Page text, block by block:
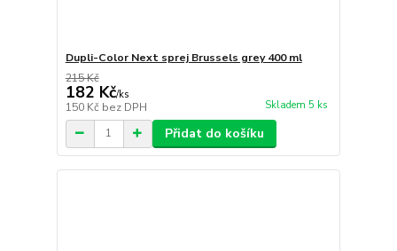
Dupli-Color Next sprej Brussels grey 400 ml
215 Kč
182 Kč/ks
150 Kč bez DPH Skladem 5 ks
Přidat do košíku